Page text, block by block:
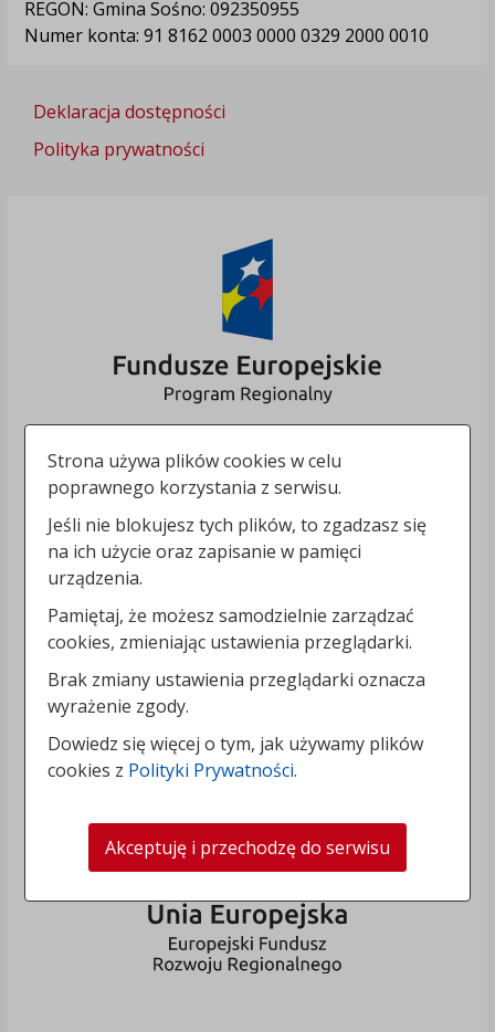
REGON: Gmina Sośno: 092350955
Numer konta: 91 8162 0003 0000 0329 2000 0010
Deklaracja dostępności
Polityka prywatności
Strona używa plików cookies w celu
poprawnego korzystania z serwisu.
Jeśli nie blokujesz tych plików, to zgadzasz się
na ich użycie oraz zapisanie w pamięci
urządzenia.
Pamiętaj, że możesz samodzielnie zarządzać
cookies, zmieniając ustawienia przeglądarki.
Brak zmiany ustawienia przeglądarki oznacza
wyrażenie zgody.
Dowiedz się więcej o tym, jak używamy plików
cookies z Polityki Prywatności.
Akceptuję i przechodzę do serwisu